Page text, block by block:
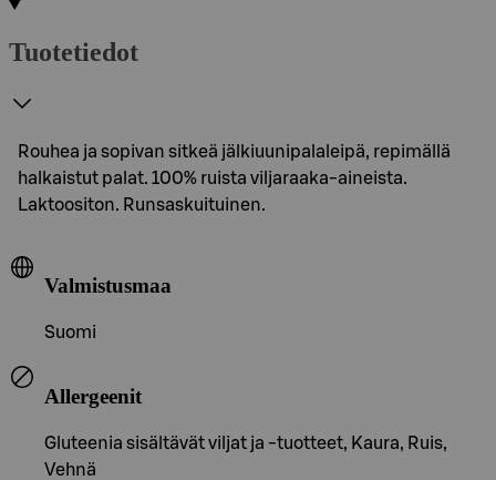
Tuotetiedot
Rouhea ja sopivan sitkeä jälkiuunipalaleipä, repimällä
halkaistut palat. 100% ruista viljaraaka-aineista.
Laktoositon. Runsaskuituinen.
Valmistusmaa
Suomi
Allergeenit
Gluteenia sisältävät viljat ja -tuotteet, Kaura, Ruis,
Vehnä